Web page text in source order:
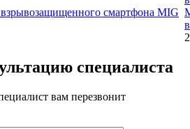
смартфона MIG
специалиста
вам перезвонит